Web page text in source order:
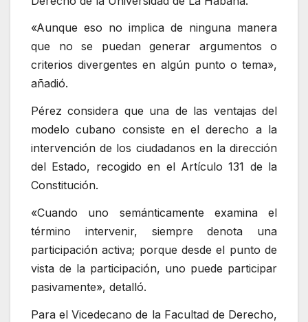
«Aunque eso no implica de ninguna manera
que no se puedan generar argumentos o
criterios divergentes en algún punto o tema»,
añadió.
Pérez considera que una de las ventajas del
modelo cubano consiste en el derecho a la
intervención de los ciudadanos en la dirección
del Estado, recogido en el Artículo 131 de la
Constitución.
«Cuando uno semánticamente examina el
término intervenir, siempre denota una
participación activa; porque desde el punto de
vista de la participación, uno puede participar
pasivamente», detalló.
Para el Vicedecano de la Facultad de Derecho,